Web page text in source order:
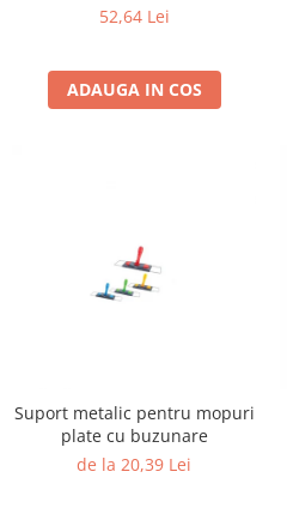
52,64 Lei
ADAUGA IN COS
Suport metalic pentru mopuri
plate cu buzunare
de la 20,39 Lei